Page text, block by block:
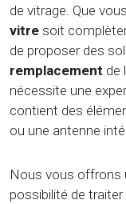
de vitrage. Que
vitre soit
de proposer des
remplacement de
nécessite une
contient des
ou une antenne
Nous vous offrons
possibilité de